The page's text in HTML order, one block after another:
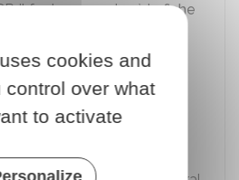
il faut se reporter à lafiche
libéral (SEL): pour
profession libérale
quatre formes de société
d'exercice libéral sont
cookies and
control over what
to activate